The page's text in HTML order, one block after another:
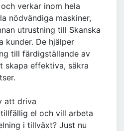
verkar inom hela
nödvändiga maskiner,
utrustning till Skanska
kunder. De hjälper
till färdigställande av
skapa effektiva, säkra
att driva
el och vill arbeta
i tillväxt? Just nu